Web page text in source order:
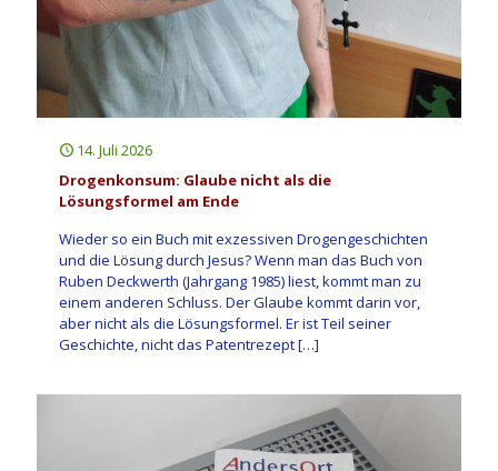
14. Juli 2026
Drogenkonsum: Glaube nicht als die
Lösungsformel am Ende
Wieder so ein Buch mit exzessiven Drogengeschichten
und die Lösung durch Jesus? Wenn man das Buch von
Ruben Deckwerth (Jahrgang 1985) liest, kommt man zu
einem anderen Schluss. Der Glaube kommt darin vor,
aber nicht als die Lösungsformel. Er ist Teil seiner
Geschichte, nicht das Patentrezept[…]